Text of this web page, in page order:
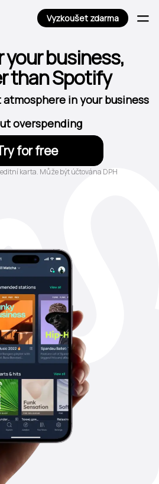
Vyzkoušet zdarma
your business,
than Spotify
in your business
overspending
for free
karta. Může být účtována DPH